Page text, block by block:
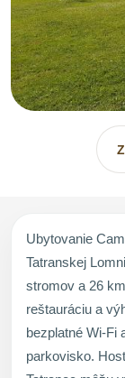
Ubytovanie
Tatranskej
stromov a 26
reštauráciu a
bezplatné Wi-Fi
parkovisko.